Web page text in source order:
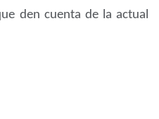
den cuenta de la actual